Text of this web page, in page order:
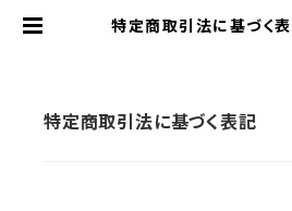
特定商取引法に基づく
特定商取引法に基づく表記